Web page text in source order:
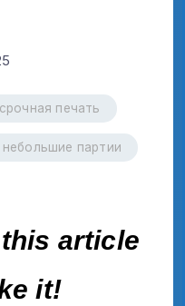
срочная печать
партии
article
it!